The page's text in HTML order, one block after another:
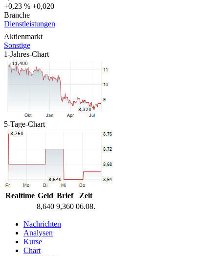
+0,23 % +0,020
Branche
Dienstleistungen
Aktienmarkt
Sonstige
1-Jahres-Chart
5-Tage-Chart
Realtime Geld Brief
Zeit
8,640 9,360 06.08.
Nachrichten
Analysen
Kurse
Chart